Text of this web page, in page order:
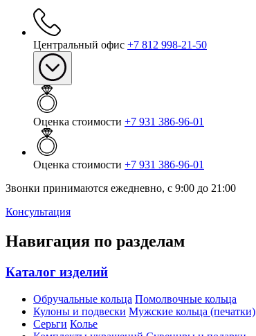
Центральный офис +7 812 998-21-50
Оценка стоимости +7 931 386-96-01
Оценка стоимости +7 931 386-96-01
Звонки принимаются ежедневно, с 9:00 до 21:00
Консультация
Навигация по разделам
Каталог изделий
Обручальные кольца Помолвочные кольца
Кулоны и подвески Мужские кольца (печатки)
Серьги Колье